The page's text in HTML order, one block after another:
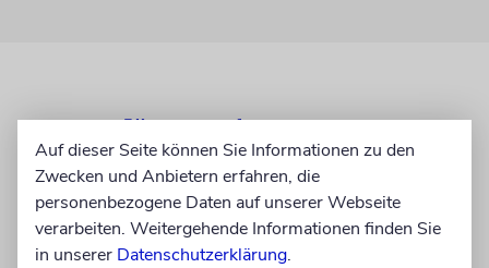
Auf dieser Seite können Sie Informationen zu den
Zwecken und Anbietern erfahren, die
personenbezogene Daten auf unserer Webseite
verarbeiten. Weitergehende Informationen finden Sie
in unserer Datenschutzerklärung.